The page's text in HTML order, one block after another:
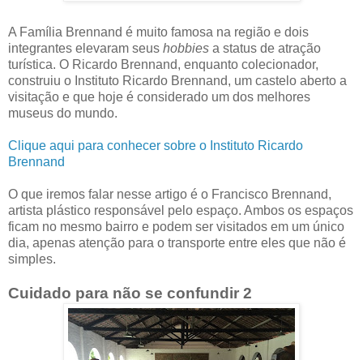
A Família Brennand é muito famosa na região e dois
integrantes elevaram seus hobbies a status de atração
turística. O Ricardo Brennand, enquanto colecionador,
construiu o Instituto Ricardo Brennand, um castelo aberto a
visitação e que hoje é considerado um dos melhores
museus do mundo.
Clique aqui para conhecer sobre o Instituto Ricardo
Brennand
O que iremos falar nesse artigo é o Francisco Brennand,
artista plástico responsável pelo espaço. Ambos os espaços
ficam no mesmo bairro e podem ser visitados em um único
dia, apenas atenção para o transporte entre eles que não é
simples.
Cuidado para não se confundir 2